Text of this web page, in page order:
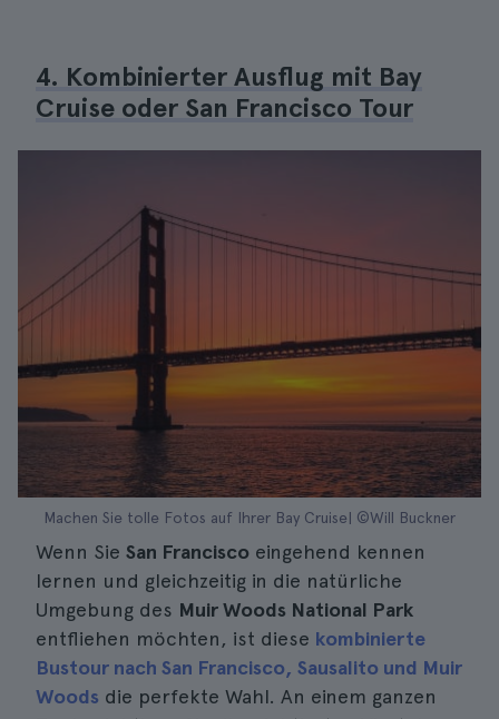
4. Kombinierter Ausflug mit Bay
Cruise oder San Francisco Tour
Machen Sie tolle Fotos auf Ihrer Bay Cruise| ©Will Buckner
Wenn Sie San Francisco eingehend kennen
lernen und gleichzeitig in die natürliche
Umgebung des Muir Woods National Park
entfliehen möchten, ist diese kombinierte
Bustour nach San Francisco, Sausalito und Muir
Woods die perfekte Wahl. An einem ganzen